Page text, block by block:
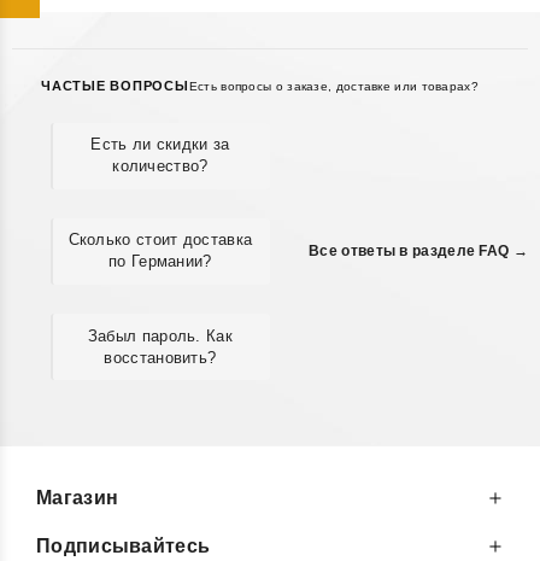
ЧАСТЫЕ ВОПРОСЫ Есть вопросы о заказе, доставке или товарах?
Есть ли скидки за
количество?
Сколько стоит доставка
по Германии?
Забыл пароль. Как
восстановить?
Все ответы в разделе FAQ →
Магазин
Подписывайтесь